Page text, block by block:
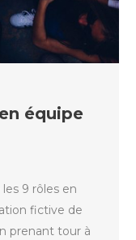
équipe
9 rôles en
fictive de
prenant tour à